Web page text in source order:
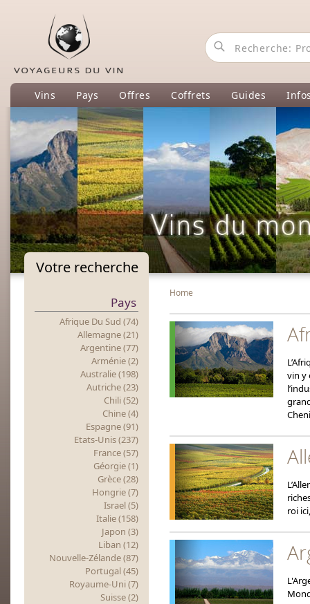
Vins Pays Offres Coffrets Guides
Votre recherche
Pays
Afrique Du Sud (74)
Allemagne (21)
Argentine (77)
Arménie (2)
Australie (198)
Autriche (23)
Chili (52)
Chine (4)
Espagne (91)
Etats-Unis (237)
France (57)
Géorgie (1)
Grèce (28)
Hongrie (7)
Israel (5)
Italie (158)
Japon (3)
Liban (12)
Nouvelle-Zélande (87)
Portugal (45)
Royaume-Uni (7)
Suisse (2)
Home
vin y
roi